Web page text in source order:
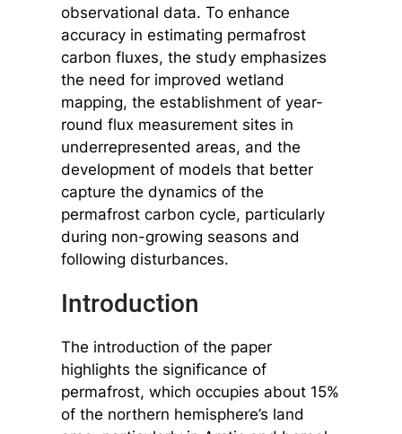
observational data. To enhance
accuracy in estimating permafrost
carbon fluxes, the study emphasizes
the need for improved wetland
mapping, the establishment of year-
round flux measurement sites in
underrepresented areas, and the
development of models that better
capture the dynamics of the
permafrost carbon cycle, particularly
during non-growing seasons and
following disturbances.
Introduction
The introduction of the paper
highlights the significance of
permafrost, which occupies about 15%
of the northern hemisphere’s land